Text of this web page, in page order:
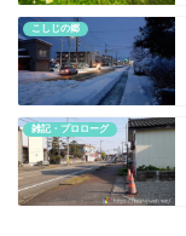
こしじの郷
雑記・プロローグ